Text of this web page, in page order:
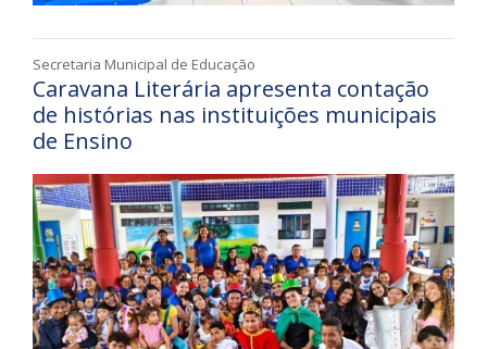
Secretaria Municipal de Educação
Caravana Literária apresenta contação
de histórias nas instituições municipais
de Ensino